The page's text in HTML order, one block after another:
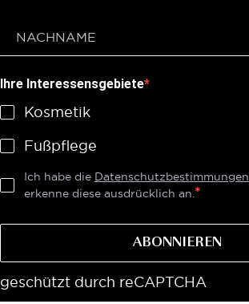
Ihre Interessensgebiete
Kosmetik
Fußpflege
Ich habe die Datenschutzbestimmungen
erkenne diese ausdrücklich an.
ABONNIEREN
geschützt durch reCAPTCHA